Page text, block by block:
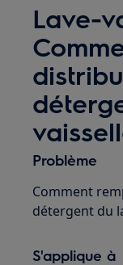
Lave-
Problème
Comment
détergent du
S'applique à